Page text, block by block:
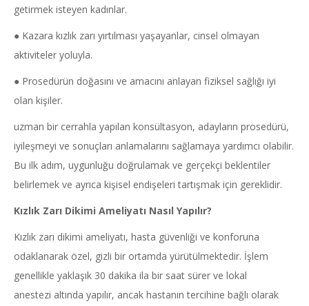
getirmek isteyen kadınlar.
● Kazara kızlık zarı yırtılması yaşayanlar, cinsel olmayan
aktiviteler yoluyla.
● Prosedürün doğasını ve amacını anlayan fiziksel sağlığı iyi
olan kişiler.
uzman bir cerrahla yapılan konsültasyon, adayların prosedürü,
iyileşmeyi ve sonuçları anlamalarını sağlamaya yardımcı olabilir.
Bu ilk adım, uygunluğu doğrulamak ve gerçekçi beklentiler
belirlemek ve ayrıca kişisel endişeleri tartışmak için gereklidir.
Kızlık Zarı Dikimi Ameliyatı Nasıl Yapılır?
Kızlık zarı dikimi ameliyatı, hasta güvenliği ve konforuna
odaklanarak özel, gizli bir ortamda yürütülmektedir. İşlem
genellikle yaklaşık 30 dakika ila bir saat sürer ve lokal
anestezi altında yapılır, ancak hastanın tercihine bağlı olarak